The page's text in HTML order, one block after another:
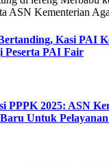
ASN Kementerian
Kasi PAI
Peserta PAI Fair
PPPK 2025: ASN
Untuk